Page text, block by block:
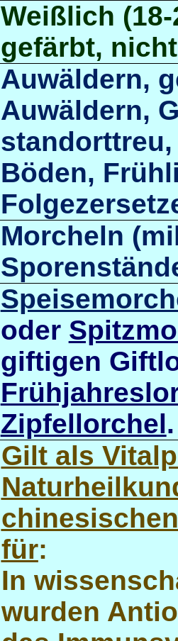
Weißlich (
gefärbt,
Auwäldern,
Auwäldern,
Böden,
Morcheln
oder
giftigen
Zipfellorchel.
Gilt als
für:
In
wurden